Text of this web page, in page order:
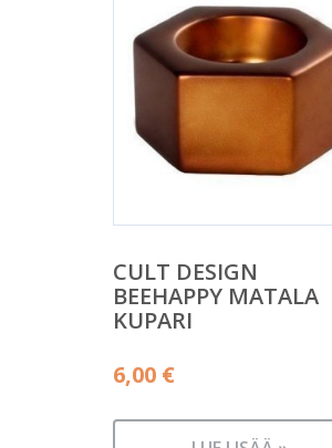
CULT DESIGN
BEEHAPPY MATALA
KUPARI
6,00 €